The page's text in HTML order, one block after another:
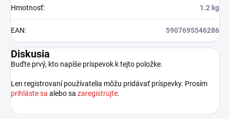
Hmotnosť: 1.2 kg
EAN: 5907695546286
Diskusia
Buďte prvý, kto napíše príspevok k tejto položke.
Len registrovaní používatelia môžu pridávať príspevky. Prosím
prihláste sa alebo sa zaregistrujte.